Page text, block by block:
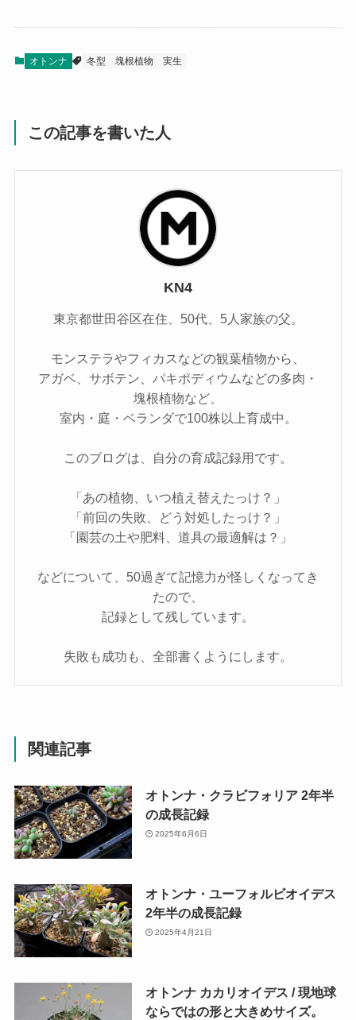
オトンナ 冬型 塊根植物 実生
この記事を書いた人
KN4
東京都世田谷区在住、50代、5人家族の父。
モンステラやフィカスなどの観葉植物から、
アガベ、サボテン、パキポディウムなどの多肉・
塊根植物など、
室内・庭・ベランダで100株以上育成中。
このブログは、自分の育成記録用です。
「あの植物、いつ植え替えたっけ？」
「前回の失敗、どう対処したっけ？」
「園芸の土や肥料、道具の最適解は？」
などについて、50過ぎて記憶力が怪しくなってき
たので、
記録として残しています。
失敗も成功も、全部書くようにします。
関連記事
オトンナ・クラビフォリア 2年半
の成長記録
2025年6月6日
オトンナ・ユーフォルビオイデス
2年半の成長記録
2025年4月21日
オトンナ カカリオイデス / 現地球
ならではの形と大きめサイズ。